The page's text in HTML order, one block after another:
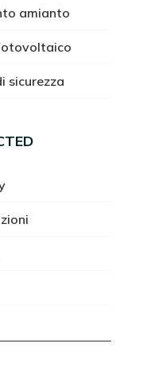
amianto
sicurezza